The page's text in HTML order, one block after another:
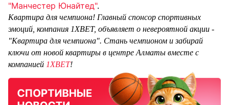
"Манчестер Юнайтед".
Квартира для чемпиона! Главный спонсор спортивных
эмоций, компания 1XBET, объявляет о невероятной акции -
"Квартира для чемпиона". Стань чемпионом и забирай
ключи от новой квартиры в центре Алматы вместе с
компанией 1XBET!